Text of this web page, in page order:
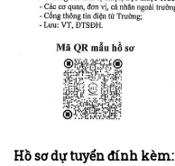
Hồ sơ dự tuyển đính kèm: